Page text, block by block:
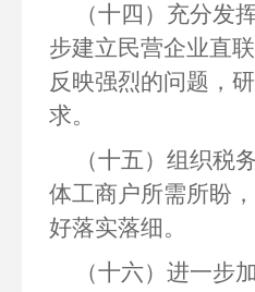
（十四）充分发
步建立民营企业直
反映强烈的问题，
求。
（十五）组织税
体工商户所需所盼
好落实落细。
（十六）进一步